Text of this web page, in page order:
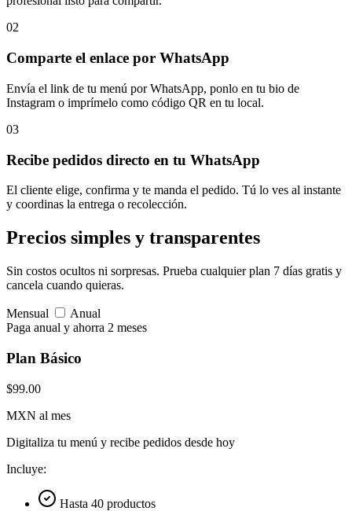
02
Comparte el enlace por WhatsApp
Envía el link de tu menú por WhatsApp, ponlo en tu bio de
Instagram o imprímelo como código QR en tu local.
03
Recibe pedidos directo en tu WhatsApp
El cliente elige, confirma y te manda el pedido. Tú lo ves al instante
y coordinas la entrega o recolección.
Precios simples y transparentes
Sin costos ocultos ni sorpresas. Prueba cualquier plan 7 días gratis y
cancela cuando quieras.
Mensual
Anual
Paga anual y ahorra 2 meses
Plan Básico
$99.00
MXN al mes
Digitaliza tu menú y recibe pedidos desde hoy
Incluye:
Hasta 40 productos